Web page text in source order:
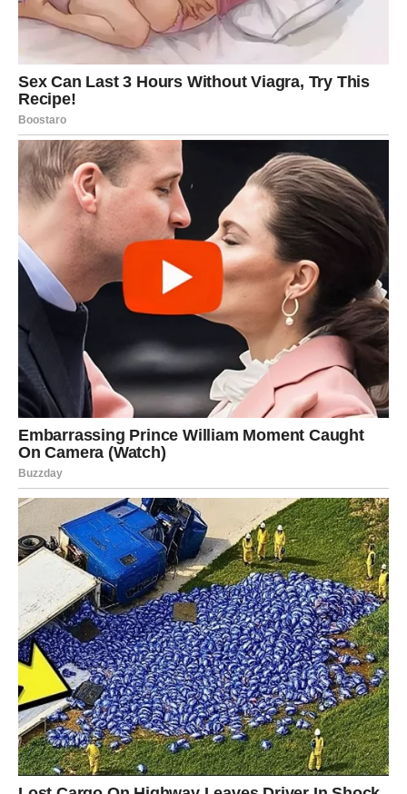
Napravite ganache:
dok ne proključa, ali ne pustite da proključa. Preliti seckanom
čokoladom za kuvanje. Ostavite da odstoji minut-dva, a zatim
mešajte dok se čokolada ne otopi i sjedini sa kremom.
Ostavite da se malo ohladi, a zatim prelijte preko torte i
ravnomjerno rasporedite, podižući pod različitim uglovima.
Stavite tortu u frižider, najbolje preko noći, da kolačići potpuno
omekšaju. Nakon toga uživajte u divnom ukusu.